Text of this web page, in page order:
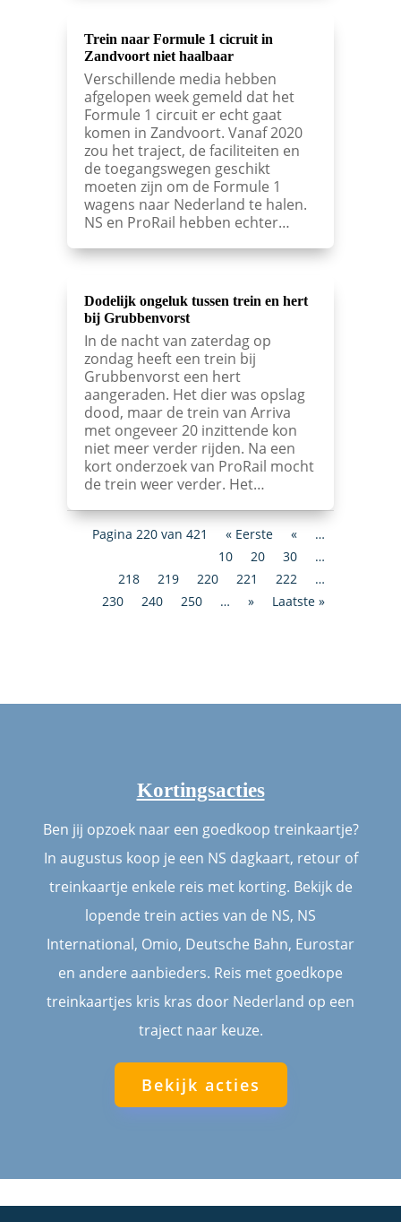
Trein naar Formule 1 cicruit in
Zandvoort niet haalbaar
Verschillende media hebben
afgelopen week gemeld dat het
Formule 1 circuit er echt gaat
komen in Zandvoort. Vanaf 2020
zou het traject, de faciliteiten en
de toegangswegen geschikt
moeten zijn om de Formule 1
wagens naar Nederland te halen.
NS en ProRail hebben echter…
Dodelijk ongeluk tussen trein en hert
bij Grubbenvorst
In de nacht van zaterdag op
zondag heeft een trein bij
Grubbenvorst een hert
aangeraden. Het dier was opslag
dood, maar de trein van Arriva
met ongeveer 20 inzittende kon
niet meer verder rijden. Na een
kort onderzoek van ProRail mocht
de trein weer verder. Het…
Pagina 220 van 421 « Eerste «
…
10
20 30
…
218
219 220 221 222
…
230
240 250 … » Laatste »
Kortingsacties
Ben jij opzoek naar een goedkoop treinkaartje?
In augustus koop je een NS dagkaart, retour of
treinkaartje enkele reis met korting. Bekijk de
lopende trein acties van de NS, NS
International, Omio, Deutsche Bahn, Eurostar
en andere aanbieders. Reis met goedkope
treinkaartjes kris kras door Nederland op een
traject naar keuze.
Bekijk acties